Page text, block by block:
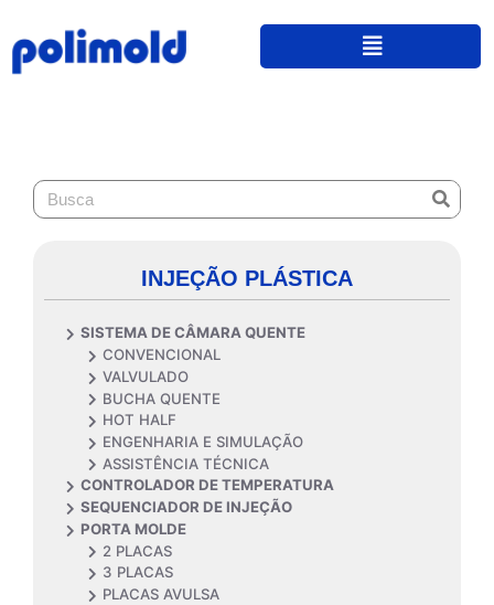
INJEÇÃO PLÁSTICA
SISTEMA DE CÂMARA QUENTE
CONVENCIONAL
VALVULADO
BUCHA QUENTE
HOT HALF
ENGENHARIA E SIMULAÇÃO
ASSISTÊNCIA TÉCNICA
CONTROLADOR DE TEMPERATURA
SEQUENCIADOR DE INJEÇÃO
PORTA MOLDE
2 PLACAS
3 PLACAS
PLACAS AVULSA